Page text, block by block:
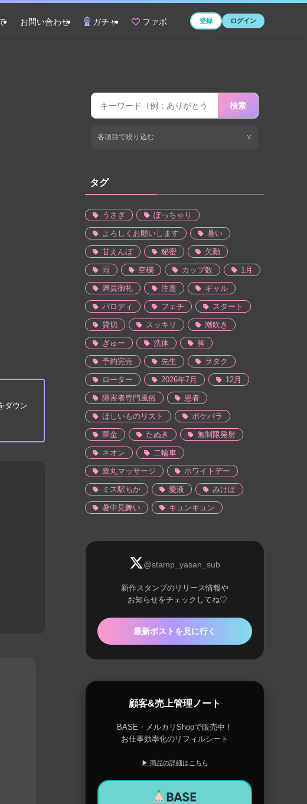
お問い合わせ ガチャ ファボ 登録 ログイン
ダウン
検索
各項目で絞り込む ∨
タグ
うさぎ ぽっちゃり
よろしくお願いします 暑い
甘えんぼ 秘密 欠勤
雨 空欄 カップ数 1月
満員御礼 注意 ギャル
パロディ フェチ スタート
貸切 スッキリ 潮吹き
ぎゅー 洗体 脚
予約完売 先生 ヲタク
ローター 2026年7月 12月
障害者専門風俗 患者
ほしいものリスト ポケパラ
華金 たぬき 無制限発射
ネオン 二輪車
睾丸マッサージ ホワイトデー
ミス駅ちか 愛液 みけぽ
暑中見舞い キュンキュン
@stamp_yasan_sub
新作スタンプのリリース情報や
お知らせをチェックしてね♡
最新ポストを見に行く
顧客&売上管理ノート
BASE・メルカリShopで販売中！
お仕事効率化のリフィルシート
▶ 商品の詳細はこちら